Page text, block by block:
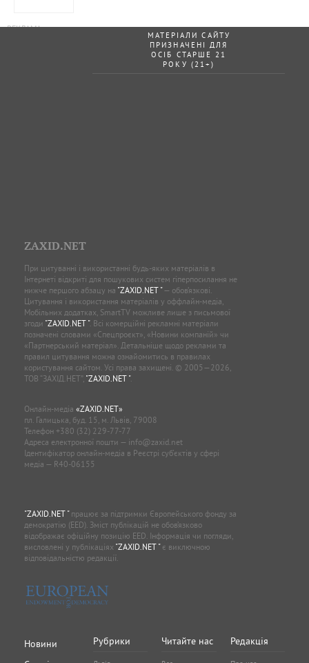
МАТЕРІАЛИ САЙТУ
ПРИЗНАЧЕНІ ДЛЯ
ОСІБ СТАРШЕ 21
РОКУ (21+)
ZAXID.NET
При цитуванні і використанні будь-яких матеріалів в
Інтернеті відкриті для пошукових систем гіперпосилання не
нижче першого абзацу на "ZAXID.NET "— обов’язкові.
Цитування і використання матеріалів у оффлайн-медіа,
Мобільних додатках, SmartTV можливе лише з письмової
згоди "ZAXID.NET ". Всі комерційні рекламні матеріали
позначені словами «Спецпроєкт», «Новини компаній» чи
«Партнерський матеріал». Детальніше щодо реклами та
правил цитування можна ознайомитись в правилах
користування сайтом. Усі права захищені. © 2005—2026,
ТОВ “ЗАХІД.НЕТ”, "ZAXID.NET ".
Онлайн-медіа «ZAXID.NET»
пл. Галицька, буд. 15, м. Львів, 79008
Телефон +380 (32) 229-77-77
Адреса електронної пошти — info@zaxid.net
Ідентифікатор онлайн-медіа в Реєстрі суб'єктів у сфері
медіа — R40-06155
"ZAXID.NET "працює за підтримки Європейського фонду за
демократію (EED). Зміст публікацій не обов’язково
відображає офіційну позицію EED. Інформація чи погляди,
висловлені у публікаціях "ZAXID.NET "є виключною
відповідальністю редакції.
Новини
Рубрики Читайте нас Редакція